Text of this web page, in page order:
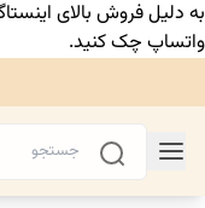
به دلیل فروش بالای
واتساپ چک کنید.